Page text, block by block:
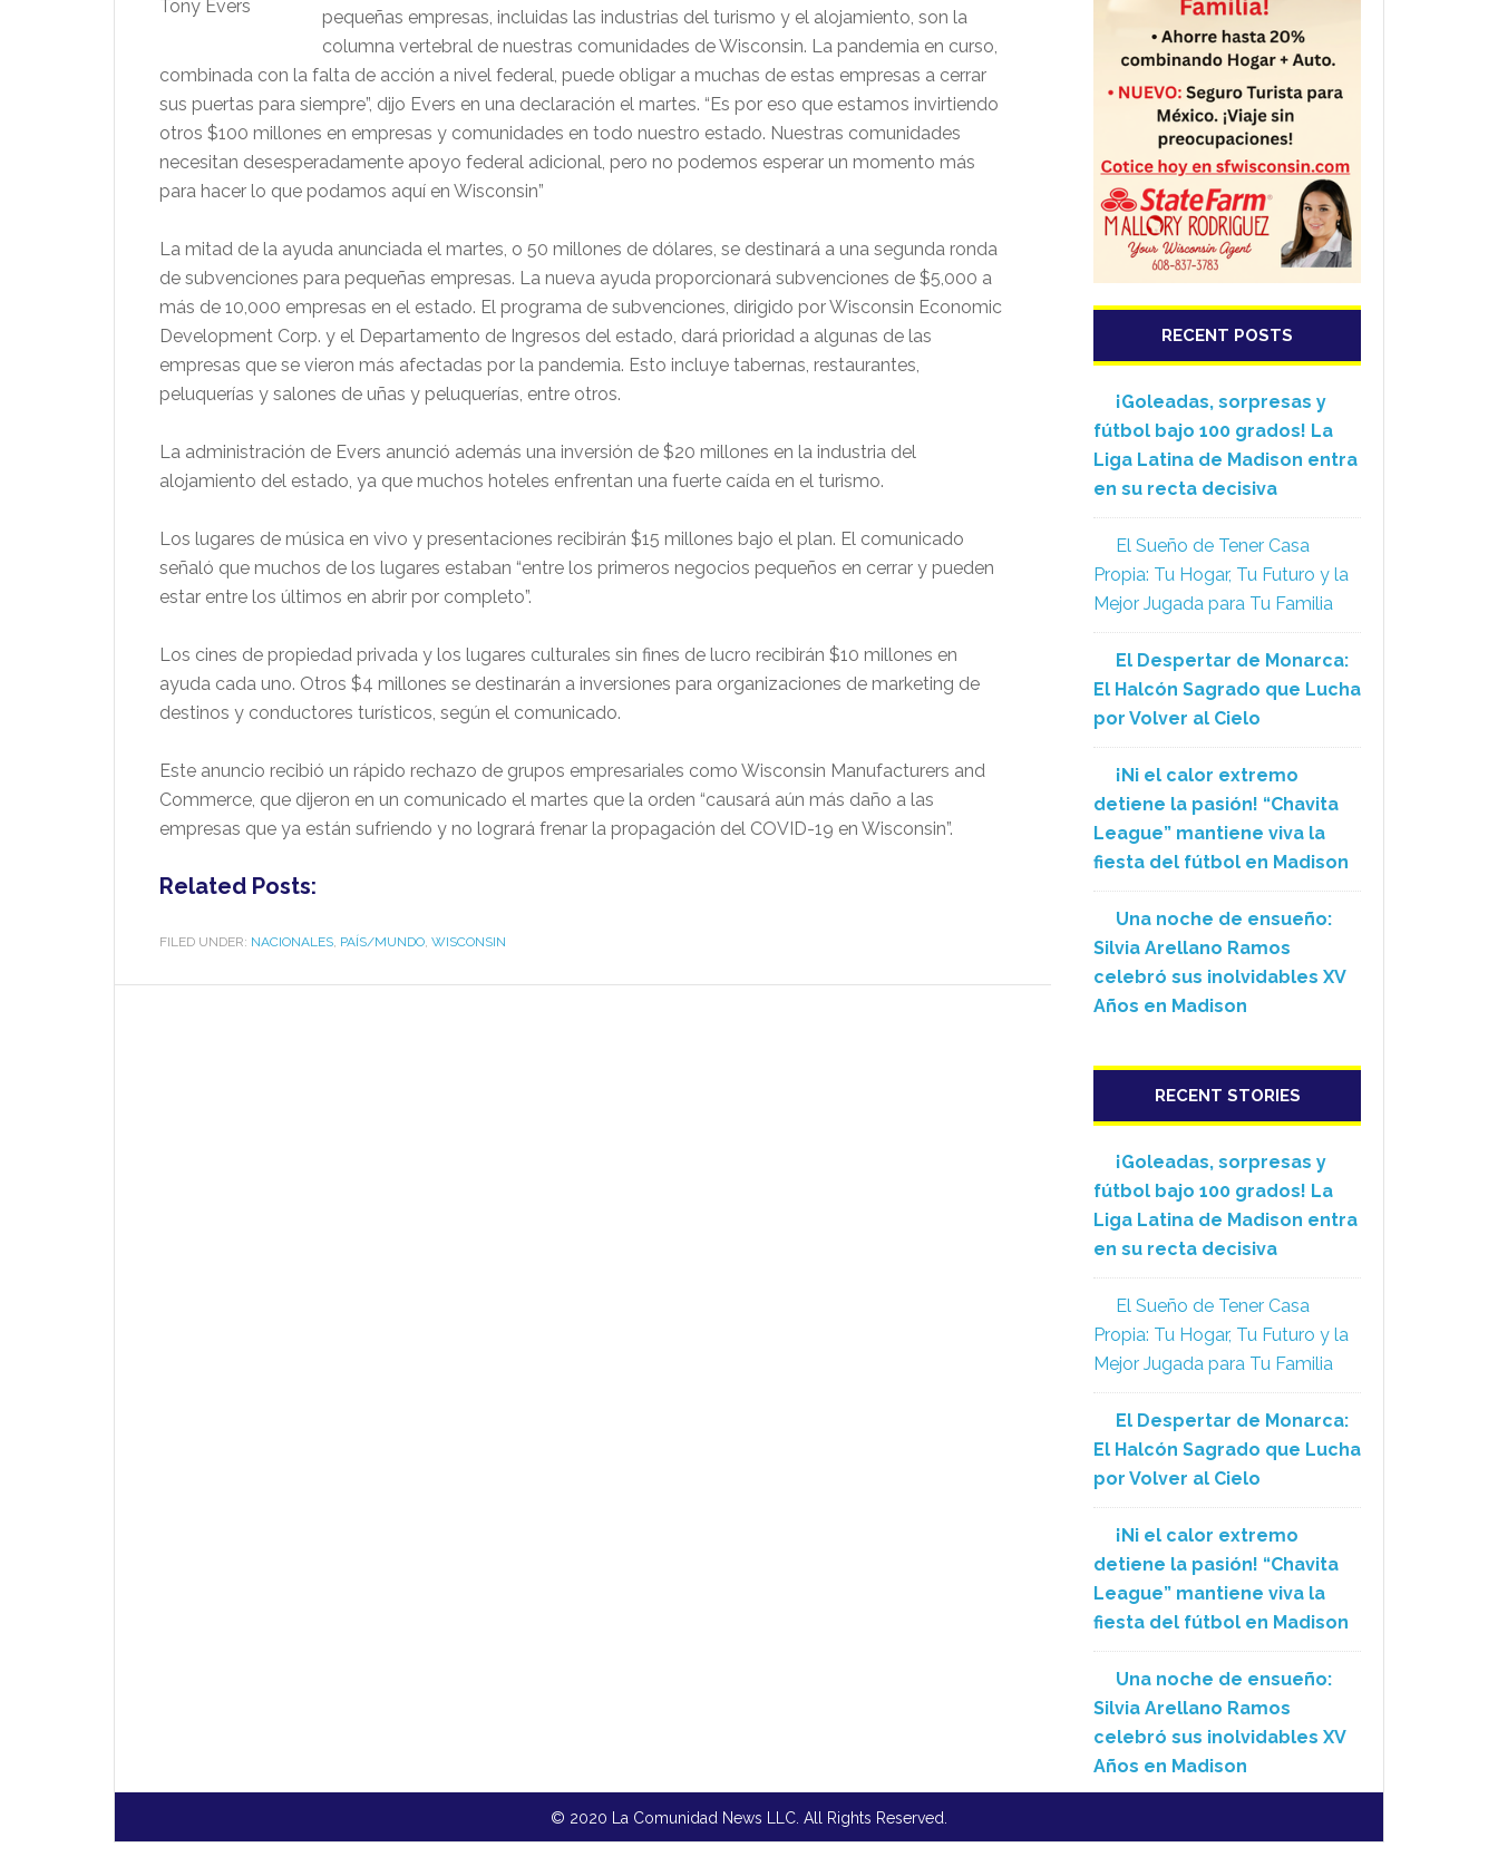
Tony Evers
pequeñas empresas, incluidas las industrias del turismo y el alojamiento, son la
columna vertebral de nuestras comunidades de Wisconsin. La pandemia en curso,
combinada con la falta de acción a nivel federal, puede obligar a muchas de estas empresas a cerrar
sus puertas para siempre”, dijo Evers en una declaración el martes. “Es por eso que estamos invirtiendo
otros $100 millones en empresas y comunidades en todo nuestro estado. Nuestras comunidades
necesitan desesperadamente apoyo federal adicional, pero no podemos esperar un momento más
para hacer lo que podamos aquí en Wisconsin”
La mitad de la ayuda anunciada el martes, o 50 millones de dólares, se destinará a una segunda ronda
de subvenciones para pequeñas empresas. La nueva ayuda proporcionará subvenciones de $5,000 a
más de 10,000 empresas en el estado. El programa de subvenciones, dirigido por Wisconsin Economic
Development Corp. y el Departamento de Ingresos del estado, dará prioridad a algunas de las
empresas que se vieron más afectadas por la pandemia. Esto incluye tabernas, restaurantes,
peluquerías y salones de uñas y peluquerías, entre otros.
La administración de Evers anunció además una inversión de $20 millones en la industria del
alojamiento del estado, ya que muchos hoteles enfrentan una fuerte caída en el turismo.
Los lugares de música en vivo y presentaciones recibirán $15 millones bajo el plan. El comunicado
señaló que muchos de los lugares estaban “entre los primeros negocios pequeños en cerrar y pueden
estar entre los últimos en abrir por completo”.
Los cines de propiedad privada y los lugares culturales sin fines de lucro recibirán $10 millones en
ayuda cada uno. Otros $4 millones se destinarán a inversiones para organizaciones de marketing de
destinos y conductores turísticos, según el comunicado.
Este anuncio recibió un rápido rechazo de grupos empresariales como Wisconsin Manufacturers and
Commerce, que dijeron en un comunicado el martes que la orden “causará aún más daño a las
empresas que ya están sufriendo y no logrará frenar la propagación del COVID-19 en Wisconsin”.
Related Posts:
FILED UNDER: NACIONALES, PAÍS/MUNDO, WISCONSIN
RECENT POSTS
¡Goleadas, sorpresas y
fútbol bajo 100 grados! La
Liga Latina de Madison entra
en su recta decisiva
El Sueño de Tener Casa
Propia: Tu Hogar, Tu Futuro y la
Mejor Jugada para Tu Familia
El Despertar de Monarca:
El Halcón Sagrado que Lucha
por Volver al Cielo
¡Ni el calor extremo
detiene la pasión! “Chavita
League” mantiene viva la
fiesta del fútbol en Madison
Una noche de ensueño:
Silvia Arellano Ramos
celebró sus inolvidables XV
Años en Madison
RECENT STORIES
¡Goleadas, sorpresas y
fútbol bajo 100 grados! La
Liga Latina de Madison entra
en su recta decisiva
El Sueño de Tener Casa
Propia: Tu Hogar, Tu Futuro y la
Mejor Jugada para Tu Familia
El Despertar de Monarca:
El Halcón Sagrado que Lucha
por Volver al Cielo
¡Ni el calor extremo
detiene la pasión! “Chavita
League” mantiene viva la
fiesta del fútbol en Madison
Una noche de ensueño:
Silvia Arellano Ramos
celebró sus inolvidables XV
Años en Madison
© 2020 La Comunidad News LLC. All Rights Reserved.